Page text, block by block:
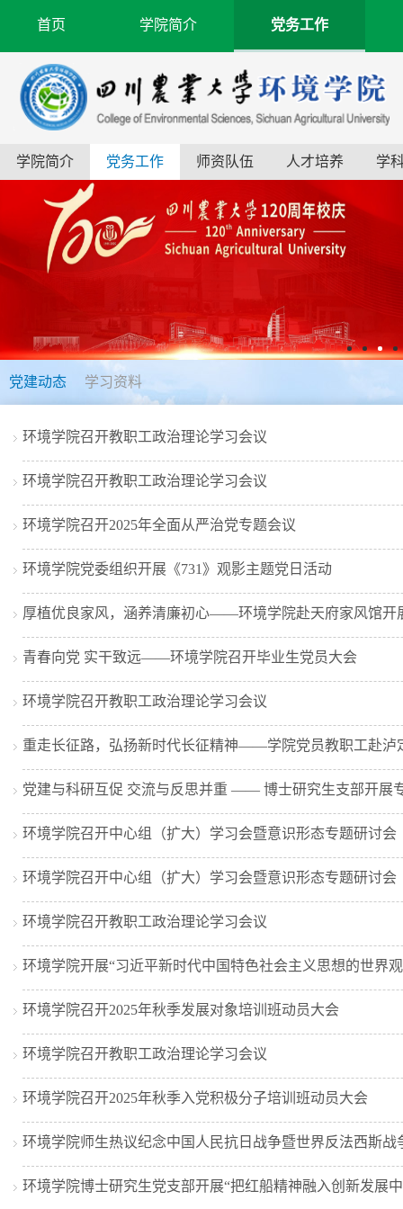
首页 学院简介 党务工作
学院简介 党务工作 师资队伍 人才培养 学
党建动态 学习资料
环境学院召开教职工政治理论学习会议
环境学院召开教职工政治理论学习会议
环境学院召开2025年全面从严治党专题会议
环境学院党委组织开展《731》观影主题党日活动
厚植优良家风，涵养清廉初心——环境学院赴天府家风馆开
青春向党 实干致远——环境学院召开毕业生党员大会
环境学院召开教职工政治理论学习会议
重走长征路，弘扬新时代长征精神——学院党员教职工赴泸
党建与科研互促 交流与反思并重 —— 博士研究生支部开展
环境学院召开中心组（扩大）学习会暨意识形态专题研讨会
环境学院召开中心组（扩大）学习会暨意识形态专题研讨会
环境学院召开教职工政治理论学习会议
环境学院开展“习近平新时代中国特色社会主义思想的世界
环境学院召开2025年秋季发展对象培训班动员大会
环境学院召开教职工政治理论学习会议
环境学院召开2025年秋季入党积极分子培训班动员大会
环境学院师生热议纪念中国人民抗日战争暨世界反法西斯战
环境学院博士研究生党支部开展“把红船精神融入创新发展